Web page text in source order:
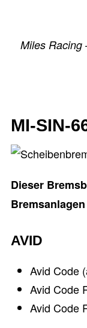
contentMiles Racing
MI-SIN-
Dieser
Bremsanlagen
AVID
Avid Code
Avid Code
Avid Code